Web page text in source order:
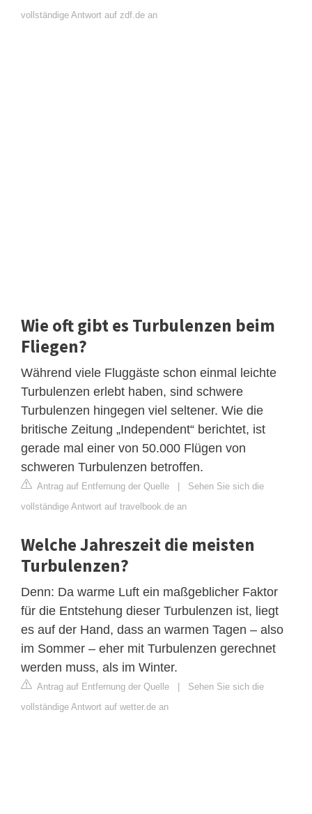
vollständige Antwort auf zdf.de an
Wie oft gibt es Turbulenzen beim
Fliegen?
Während viele Fluggäste schon einmal leichte
Turbulenzen erlebt haben, sind schwere
Turbulenzen hingegen viel seltener. Wie die
britische Zeitung „Independent“ berichtet, ist
gerade mal einer von 50.000 Flügen von
schweren Turbulenzen betroffen.
Antrag auf Entfernung der Quelle
Sehen Sie sich die
vollständige Antwort auf travelbook.de an
Welche Jahreszeit die meisten
Turbulenzen?
Denn: Da warme Luft ein maßgeblicher Faktor
für die Entstehung dieser Turbulenzen ist, liegt
es auf der Hand, dass an warmen Tagen – also
im Sommer – eher mit Turbulenzen gerechnet
werden muss, als im Winter.
Antrag auf Entfernung der Quelle
Sehen Sie sich die
vollständige Antwort auf wetter.de an